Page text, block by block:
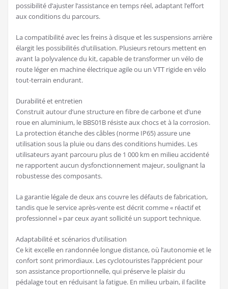
possibilité d’ajuster l’assistance en temps réel, adaptant l’effort
aux conditions du parcours.
La compatibilité avec les freins à disque et les suspensions arrière
élargit les possibilités d’utilisation. Plusieurs retours mettent en
avant la polyvalence du kit, capable de transformer un vélo de
route léger en machine électrique agile ou un VTT rigide en vélo
tout-terrain endurant.
Durabilité et entretien
Construit autour d’une structure en fibre de carbone et d’une
roue en aluminium, le BBS01B résiste aux chocs et à la corrosion.
La protection étanche des câbles (norme IP65) assure une
utilisation sous la pluie ou dans des conditions humides. Les
utilisateurs ayant parcouru plus de 1 000 km en milieu accidenté
ne rapportent aucun dysfonctionnement majeur, soulignant la
robustesse des composants.
La garantie légale de deux ans couvre les défauts de fabrication,
tandis que le service après-vente est décrit comme « réactif et
professionnel » par ceux ayant sollicité un support technique.
Adaptabilité et scénarios d’utilisation
Ce kit excelle en randonnée longue distance, où l’autonomie et le
confort sont primordiaux. Les cyclotouristes l’apprécient pour
son assistance proportionnelle, qui préserve le plaisir du
pédalage tout en réduisant la fatigue. En milieu urbain, il facilite